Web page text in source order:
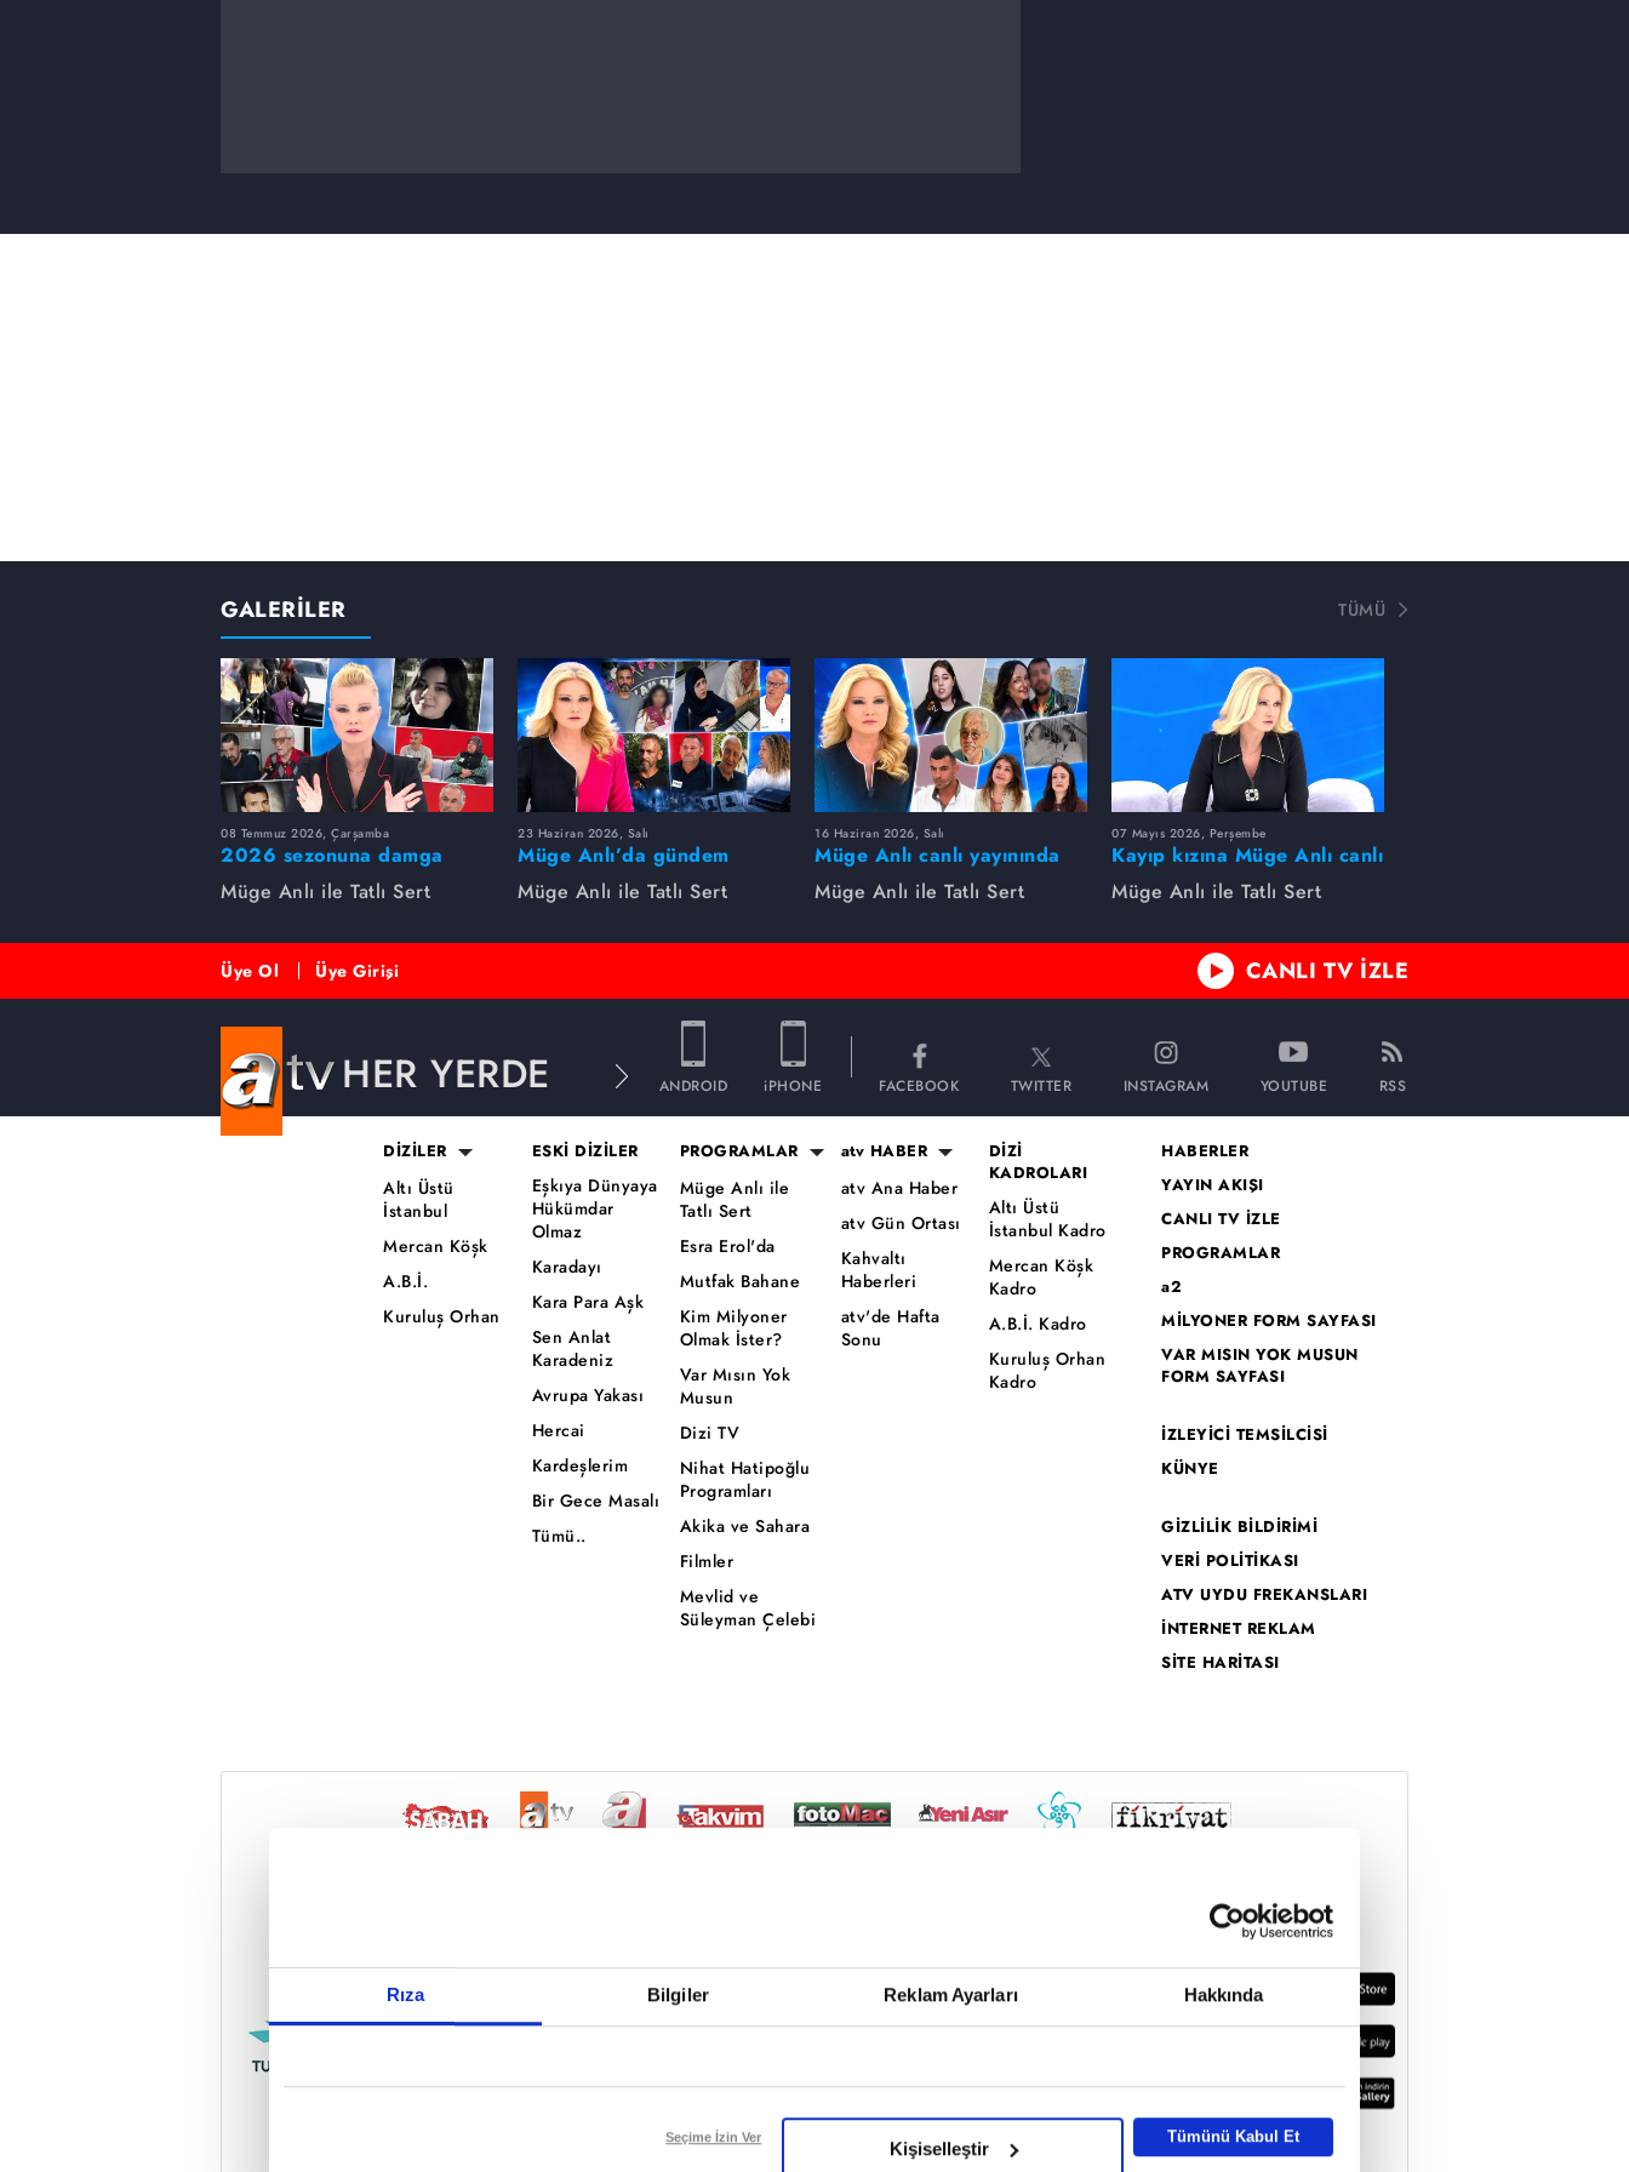
Rıza Bilgiler Reklam Ayarları Hakkında
Reddet
Seçime İzin Ver
Kişiselleştir
Tümünü Kabul Et
GALERİLER TÜMÜ
08 Temmuz 2026, Çarşamba
2026 sezonuna damga
vuran 5 Müge Anlı
dosyası...
Müge Anlı ile Tatlı Sert
23 Haziran 2026, Salı
Müge Anlı’da gündem
sarsıldı! Kayıp dosyaları ve
aile ihanetleri herkesi şoke
Müge Anlı ile Tatlı Sert
16 Haziran 2026, Salı
Müge Anlı canlı yayınında
dikkat çeken gelişmeler
yaşandı. Kayıp,
Müge Anlı ile Tatlı Sert
07 Mayıs 2026, Perşembe
Kayıp kızına Müge Anlı canlı
yayında kavuştu
Müge Anlı ile Tatlı Sert
Üye Ol Üye Girişi CANLI TV İZLE
HER YERDE ANDROID iPHONE FACEBOOK TWITTER INSTAGRAM YOUTUBE RSS
DİZİLER
Altı Üstü
İstanbul
Mercan Köşk
A.B.İ.
Kuruluş Orhan
ESKİ DİZİLER
Eşkıya Dünyaya
Hükümdar
Olmaz
Karadayı
Kara Para Aşk
Sen Anlat
Karadeniz
Avrupa Yakası
Hercai
Kardeşlerim
Bir Gece Masalı
Tümü..
PROGRAMLAR
Müge Anlı ile
Tatlı Sert
Esra Erol'da
Mutfak Bahane
Kim Milyoner
Olmak İster?
Var Mısın Yok
Musun
Dizi TV
Nihat Hatipoğlu
Programları
Akika ve Sahara
Filmler
Mevlid ve
Süleyman Çelebi
atv HABER
atv Ana Haber
atv Gün Ortası
Kahvaltı
Haberleri
atv'de Hafta
Sonu
DİZİ
KADROLARI
Altı Üstü
İstanbul Kadro
Mercan Köşk
Kadro
A.B.İ. Kadro
Kuruluş Orhan
Kadro
HABERLER
YAYIN AKIŞI
CANLI TV İZLE
PROGRAMLAR
a2
MİLYONER FORM SAYFASI
VAR MISIN YOK MUSUN
FORM SAYFASI
İZLEYİCİ TEMSİLCİSİ
KÜNYE
GİZLİLİK BİLDİRİMİ
VERİ POLİTİKASI
ATV UYDU FREKANSLARI
İNTERNET REKLAM
SİTE HARİTASI